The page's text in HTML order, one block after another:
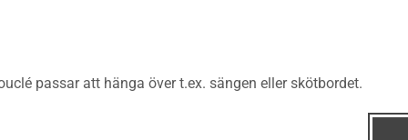
passar att hänga över t.ex. sängen eller skötbordet.